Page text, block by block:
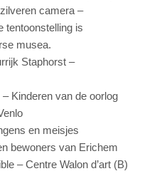
camera –
tentoonstelling is
musea.
Staphorst –
Kinderen van de oorlog
en meisjes
bewoners van Erichem
– Centre Walon d’art (B)